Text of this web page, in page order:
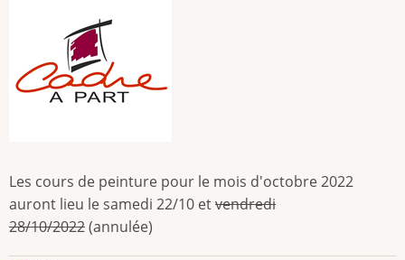
Les cours de peinture pour le mois d'octobre 2022
auront lieu le samedi 22/10 etvendredi
28/10/2022(annulée)